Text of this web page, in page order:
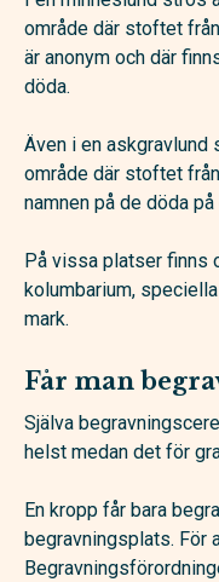
område där stoftet
är anonym och där
döda.
Även i en
område där stoftet
namnen på de döda
På vissa platser finns
kolumbarium,
mark.
Får man
Själva
helst medan det för
En kropp får bara
begravningsplats. För